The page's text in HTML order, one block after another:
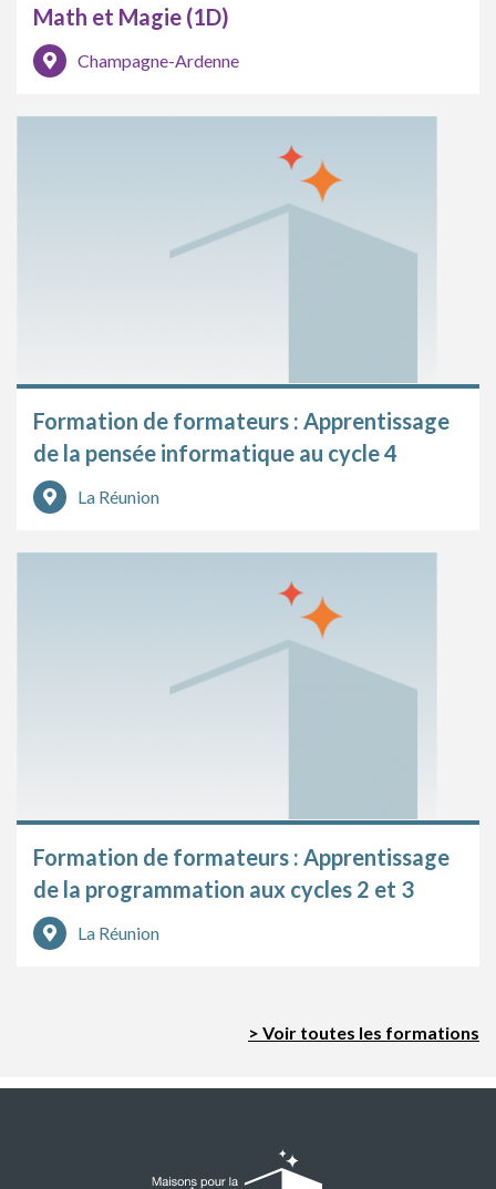
Math et Magie (1D)
Champagne-Ardenne
Formation de formateurs : Apprentissage
de la pensée informatique au cycle 4
La Réunion
Formation de formateurs : Apprentissage
de la programmation aux cycles 2 et 3
La Réunion
> Voir toutes les formations